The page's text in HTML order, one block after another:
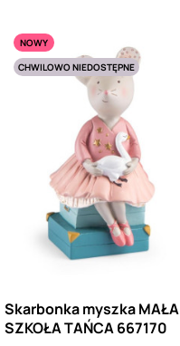
NOWY
CHWILOWO NIEDOSTĘPNE
Skarbonka myszka MAŁA
SZKOŁA TAŃCA 667170